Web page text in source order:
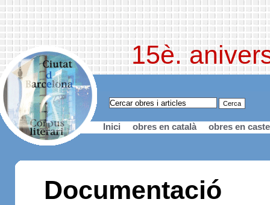
15è.
Inici obres en català obres en
Documentació